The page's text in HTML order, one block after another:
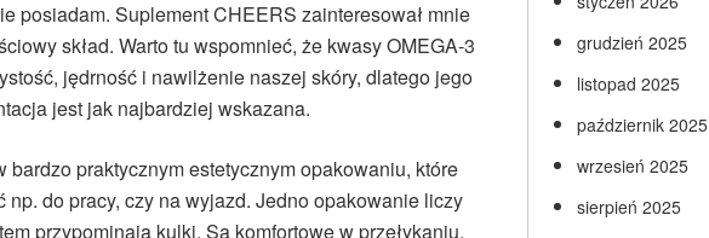
posiadam. Suplement CHEERS zainteresował mnie
skład. Warto tu wspomnieć, że kwasy OMEGA-3
jędrność i nawilżenie naszej skóry, dlatego jego
jest jak najbardziej wskazana.
bardzo praktycznym estetycznym opakowaniu, które
do pracy, czy na wyjazd. Jedno opakowanie liczy
przypominają kulki. Są komfortowe w przełykaniu,
grudzień 2025
listopad 2025
październik 2025
wrzesień 2025
sierpień 2025